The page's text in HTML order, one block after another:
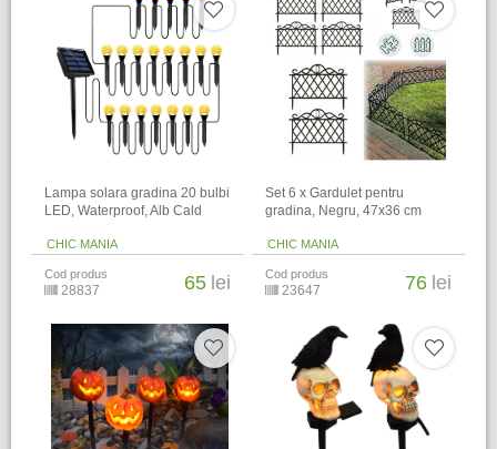
Lampa solara gradina 20 bulbi
LED, Waterproof, Alb Cald
CHIC MANIA
Cod produs
28837 65 lei
Set 6 x Gardulet pentru
gradina, Negru, 47x36 cm
CHIC MANIA
Cod produs
23647 76 lei